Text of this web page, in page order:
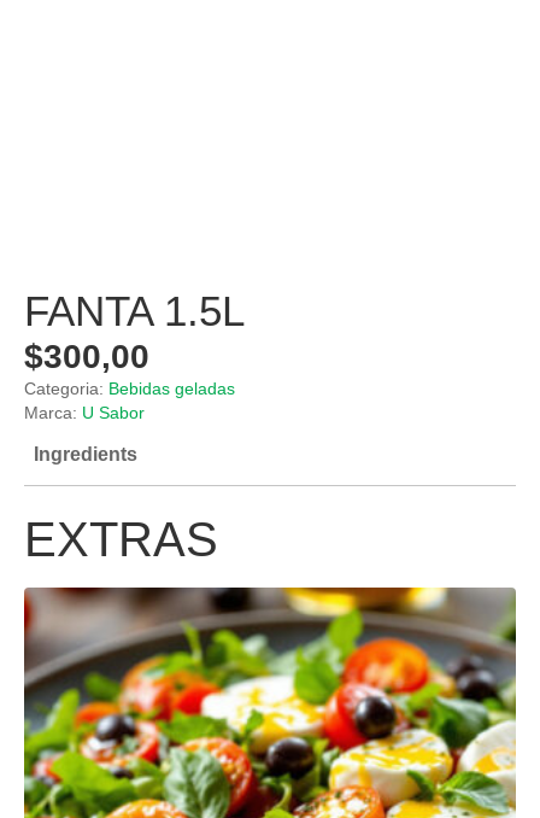
FANTA 1.5L
$300,00
Categoria: Bebidas geladas
Marca: U Sabor
Ingredients
EXTRAS